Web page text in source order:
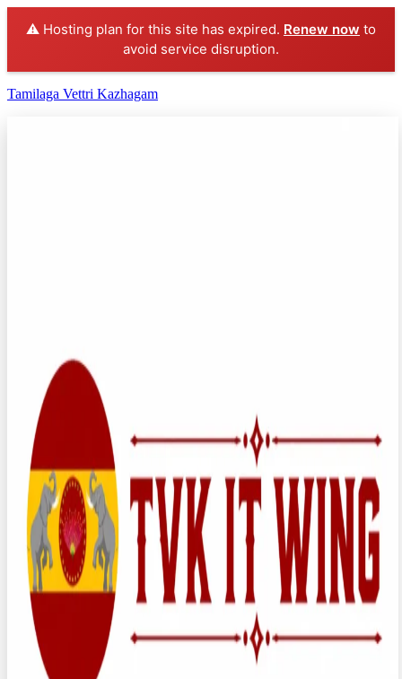
⚠️ Hosting plan for this site has expired. Renew now to
avoid service disruption.
Tamilaga Vettri Kazhagam